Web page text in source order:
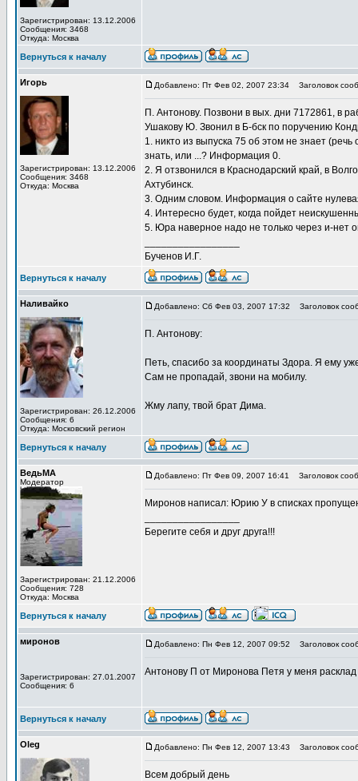
Зарегистрирован: 13.12.2006
Сообщения: 3468
Откуда: Москва
Вернуться к началу
Игорь
Зарегистрирован: 13.12.2006
Сообщения: 3468
Откуда: Москва
Добавлено: Пт Фев 02, 2007 23:34 Заголовок
П. Антонову. Позвони в вых. дни 7172861, в
Ушакову Ю. Звонил в Б-бск по поручению
1. никто из выпуска 75 об этом не знает
знать, или ...? Информация 0.
2. Я отзвонился в Краснодарский край, в
Ахтубинск.
3. Одним словом. Информация о сайте
4. Интересно будет, когда пойдет
5. Юра наверное надо не только через и-нет
Бученов И.Г.
Вернуться к началу
Наливайко
Зарегистрирован: 26.12.2006
Сообщения: 6
Откуда: Московский регион
Добавлено: Сб Фев 03, 2007 17:32 Заголовок
П. Антонову:
Петь, спасибо за координаты Здора. Я ему
Сам не пропадай, звони на мобилу.
Жму лапу, твой брат Дима.
Вернуться к началу
ВедьМА
Модератор
Зарегистрирован: 21.12.2006
Сообщения: 728
Откуда: Москва
Добавлено: Пт Фев 09, 2007 16:41 Заголовок
Миронов написал: Юрию У в списках
Берегите себя и друг друга!!!
Вернуться к началу
миронов
Зарегистрирован: 27.01.2007
Сообщения: 6
Добавлено: Пн Фев 12, 2007 09:52 Заголовок
Антонову П от Миронова Петя у меня
Вернуться к началу
Oleg Добавлено: Пн Фев 12, 2007 13:43 Заголовок
Всем добрый день